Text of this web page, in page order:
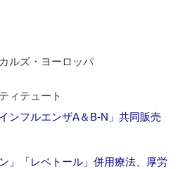
ルズ・ヨーロッパ
ィテュート
ンフルエンザA＆B‐N」共同販売
」「レベトール」併用療法、厚労